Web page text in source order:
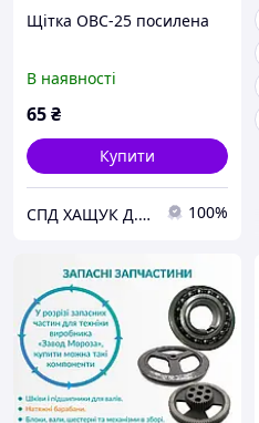
Щітка ОВС-25 посилена
В наявності
65₴
Купити
СПД ХАЩУК Д.Д. 100%